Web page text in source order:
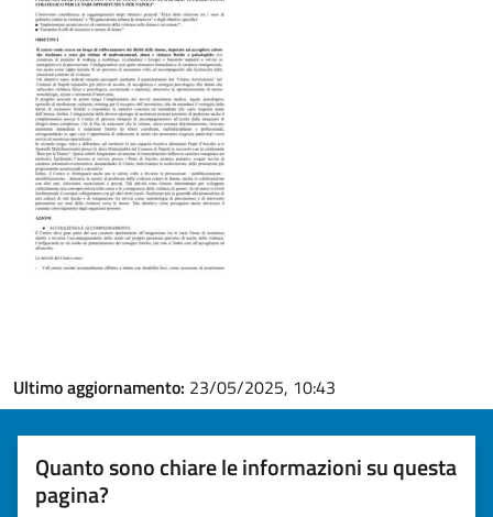
Ultimo aggiornamento: 23/05/2025, 10:43
Quanto sono chiare le informazioni su questa
pagina?